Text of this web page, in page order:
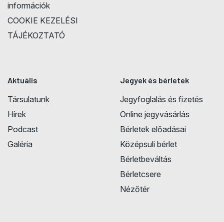
információk
COOKIE KEZELÉSI
TÁJÉKOZTATÓ
Aktuális
Társulatunk
Hírek
Podcast
Galéria
Jegyek és bérletek
Jegyfoglalás és fizetés
Online jegyvásárlás
Bérletek előadásai
Középsuli bérlet
Bérletbeváltás
Bérletcsere
Nézőtér